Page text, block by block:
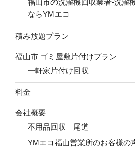
ならYMエコ
積み放題プラン
福山市 ゴミ屋敷片付けプラン
一軒家片付け回収
料金
会社概要
不用品回収 尾道
YMエコ福山営業所のお客様の